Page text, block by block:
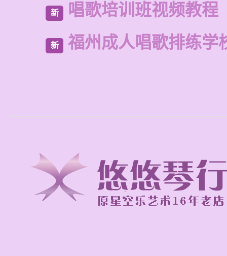
新 唱歌培训班视频教程
新 福州成人唱歌排练学